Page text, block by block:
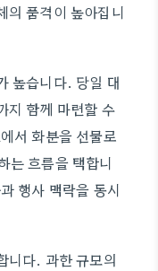
의 품격이 높아집니
높습니다. 당일 대
지 함께 마련할 수
서 화분을 선물로
는 흐름을 택합니
행사 맥락을 동시
니다. 과한 규모의